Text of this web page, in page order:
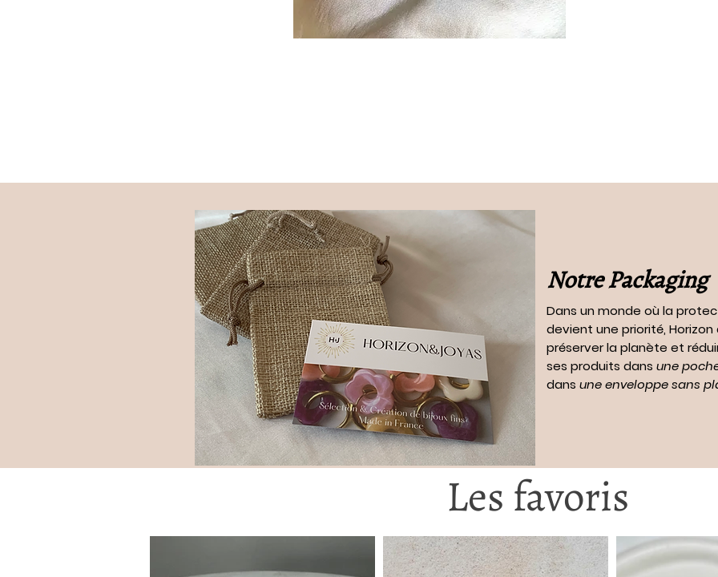
Notre Packaging
Dans un monde où la
devient une priorité,
préserver la planète et
ses produits dans une
dans une enveloppe sans
Les favoris